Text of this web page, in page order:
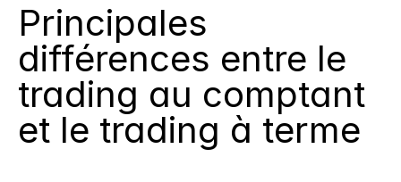
Principales
différences entre le
trading au comptant
et le trading à terme